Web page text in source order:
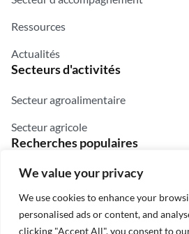
We value your privacy
We use cookies to enhance your
personalised ads or content, and
clicking "Accept All", you consent to
Ressources
Actualités
Secteurs d'activités
Secteur agroalimentaire
Secteur agricole
Recherches populaires
Chercheurs Innovateurs
© 2025 —
Nous utilisons des cookies pour